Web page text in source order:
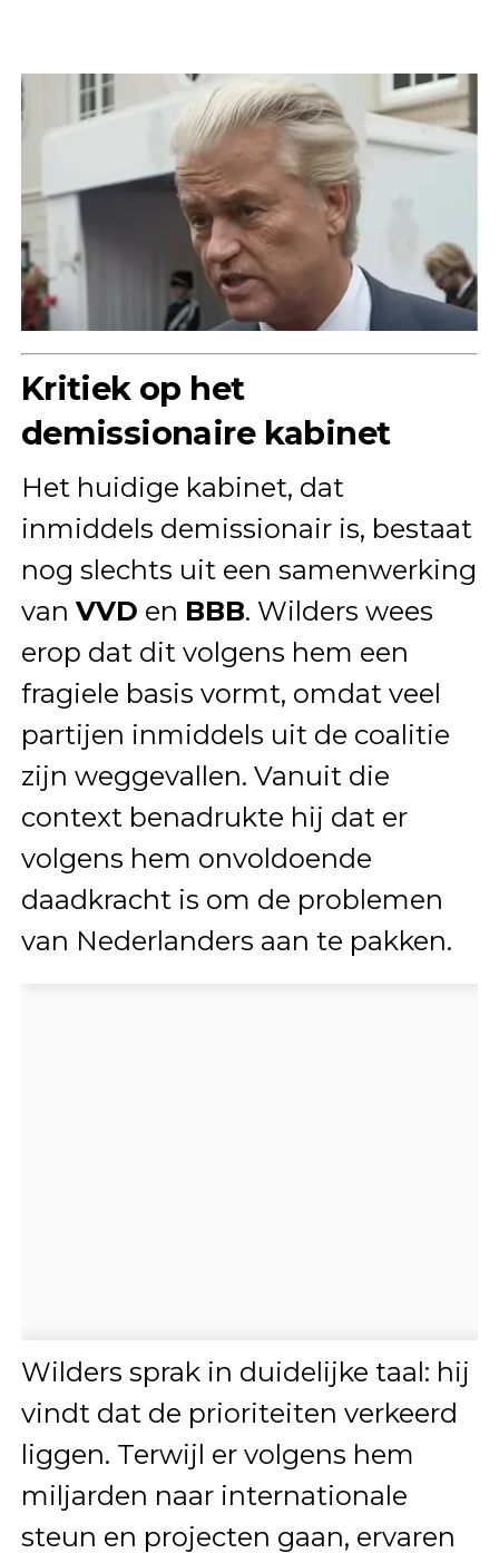
Kritiek op het
demissionaire kabinet
Het huidige kabinet, dat
inmiddels demissionair is, bestaat
nog slechts uit een samenwerking
van VVD en BBB. Wilders wees
erop dat dit volgens hem een
fragiele basis vormt, omdat veel
partijen inmiddels uit de coalitie
zijn weggevallen. Vanuit die
context benadrukte hij dat er
volgens hem onvoldoende
daadkracht is om de problemen
van Nederlanders aan te pakken.
Wilders sprak in duidelijke taal: hij
vindt dat de prioriteiten verkeerd
liggen. Terwijl er volgens hem
miljarden naar internationale
steun en projecten gaan, ervaren